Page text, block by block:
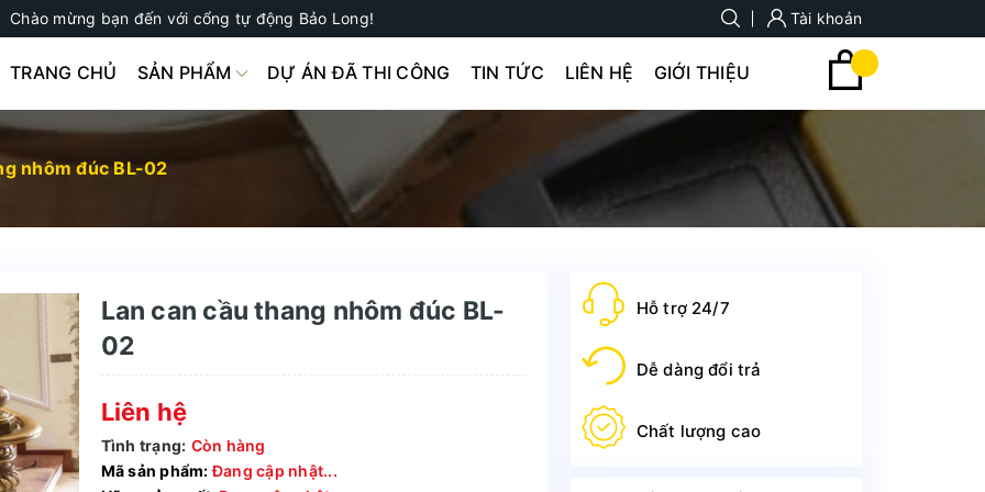
Chào mừng bạn đến với cổng tự động Bảo Long! Tài khoản
TRANG CHỦ SẢN PHẨM DỰ ÁN ĐÃ THI CÔNG TIN TỨC LIÊN HỆ GIỚI THIỆU
nhôm đúc BL-02
Lan can cầu thang nhôm đúc BL-
02
Liên hệ
Tình trạng: Còn hàng
Mã sản phẩm:Đang cập nhật...
Hỗ trợ 24/7
Dễ dàng đổi trả
Chất lượng cao